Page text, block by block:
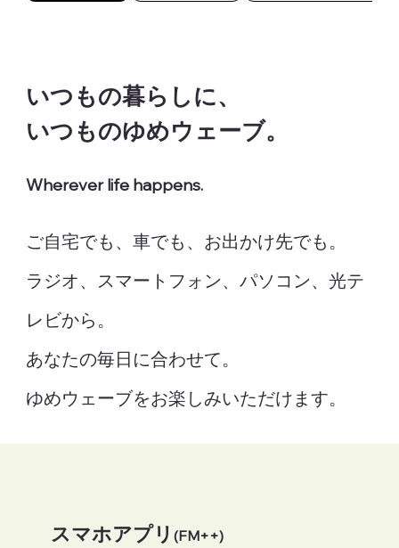
いつもの暮らしに、
いつものゆめウェーブ。
Wherever life happens.
ご自宅でも、車でも、お出かけ先でも。
ラジオ、スマートフォン、パソコン、光テ
レビから。
あなたの毎日に合わせて。
ゆめウェーブをお楽しみいただけます。
​スマホアプリ(FM++)